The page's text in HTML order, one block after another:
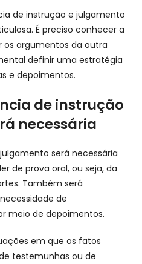
de instrução e julgamento
É preciso conhecer a
os argumentos da outra
definir uma estratégia
e depoimentos.
de instrução
necessária
será necessária
de prova oral, ou seja, da
Também será
de
meio de depoimentos.
em que os fatos
testemunhas ou de